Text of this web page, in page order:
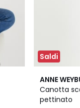
Saldi
ANNE
Canotta
pettinato
4,5
/ 5
3
Colori